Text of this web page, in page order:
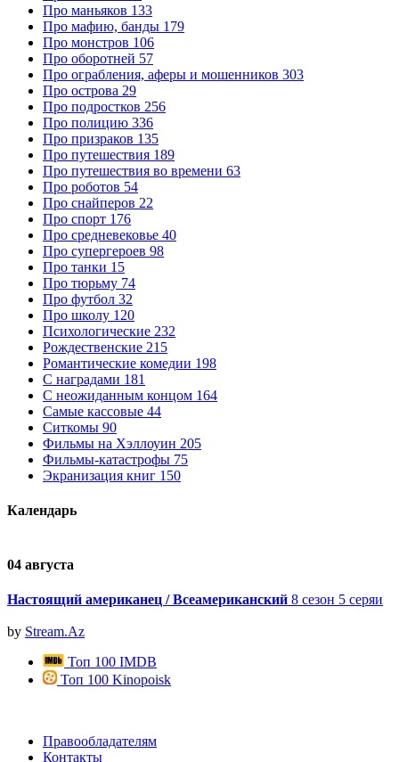
Про маньяков 133
Про мафию, банды 179
Про монстров 106
Про оборотней 57
Про ограбления, аферы и мошенников 303
Про острова 29
Про подростков 256
Про полицию 336
Про призраков 135
Про путешествия 189
Про путешествия во времени 63
Про роботов 54
Про снайперов 22
Про спорт 176
Про средневековье 40
Про супергероев 98
Про танки 15
Про тюрьму 74
Про футбол 32
Про школу 120
Психологические 232
Рождественские 215
Романтические комедии 198
С наградами 181
С неожиданным концом 164
Самые кассовые 44
Ситкомы 90
Фильмы на Хэллоуин 205
Фильмы-катастрофы 75
Экранизация книг 150
Календарь
04 августа
Настоящий американец / Всеамериканский 8 сезон 5 серяи
by Stream.Az
Топ 100 IMDB
Топ 100 Kinopoisk
Правообладателям
Контакты